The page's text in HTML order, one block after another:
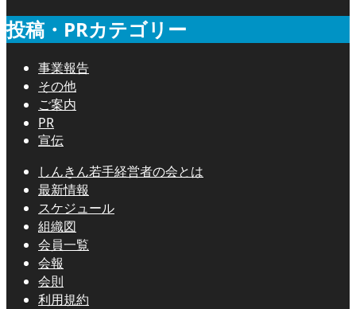
投稿・PRカテゴリー
事業報告
その他
ご案内
PR
宣伝
しんきん若手経営者の会とは
最新情報
スケジュール
組織図
会員一覧
会報
会則
利用規約